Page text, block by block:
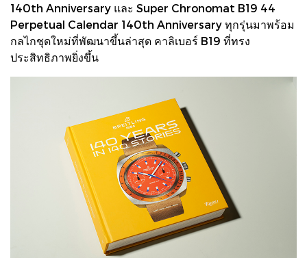
140th Anniversary และ Super Chronomat B19 44
Perpetual Calendar 140th Anniversary ทุกรุ่นมาพร้อม
กลไกชุดใหม่ที่พัฒนาขึ้นล่าสุด คาลิเบอร์ B19 ที่ทรง
ประสิทธิภาพยิ่งขึ้น